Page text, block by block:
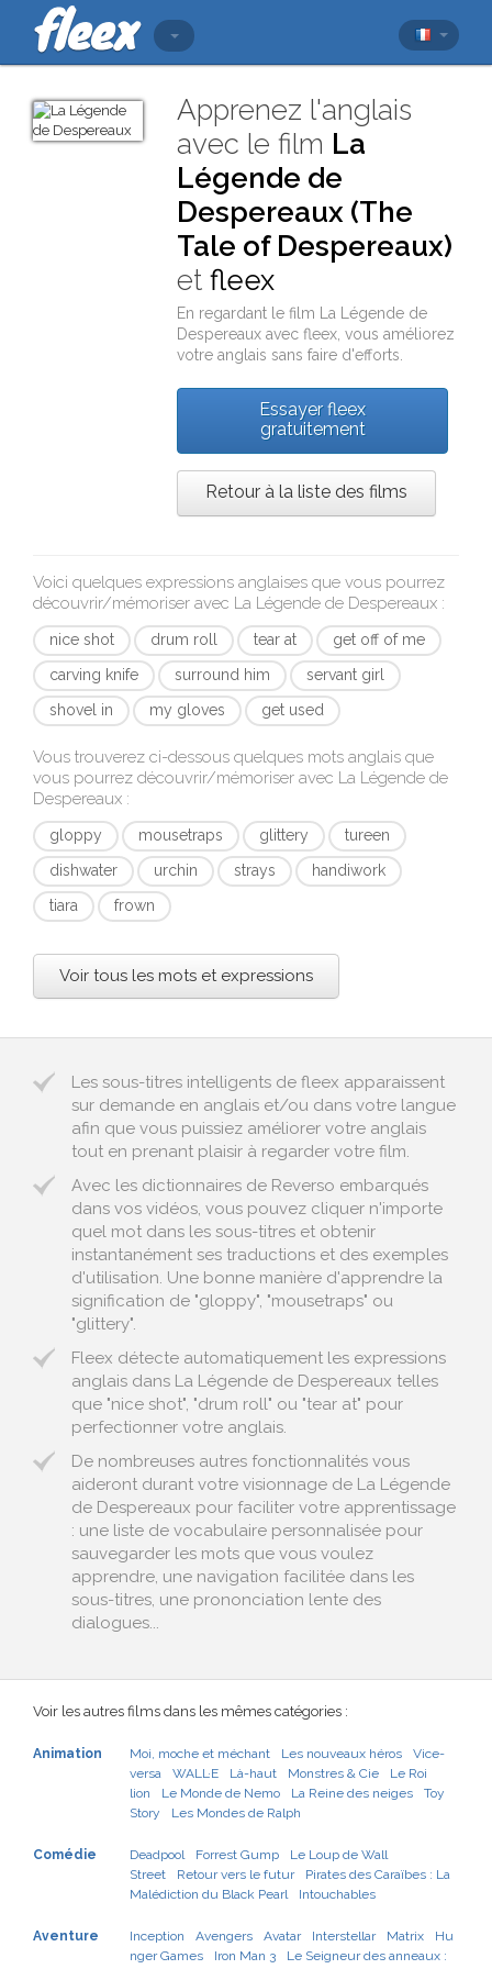
Apprenez l'anglais
avec le film La
Légende de
Despereaux (The
Tale of Despereaux)
etfleex
En regardant le film
La Légende de
Despereaux avecfleex , vous améliorez
votre anglais sans faire d'efforts.
Essayer fleex
gratuitement
Retour à la liste des films
Voici quelques expressions anglaises que vous pourrez
découvrir/mémoriser avec La Légende de Despereaux :
nice shot drum roll tear at
get off of me
carving knife
surround him
servant girl
shovel in
my gloves get used
Vous trouverez ci-dessous quelques mots anglais que
vous pourrez découvrir/mémoriser avec La Légende de
Despereaux :
gloppy mousetraps glittery
tureen
dishwater
urchin strays
handiwork
tiara
frown
Voir tous les mots et expressions
Les sous-titres intelligents de fleex apparaissent
sur demande en anglais et/ou dans votre langue
afin que vous puissiez améliorer votre anglais
tout en prenant plaisir à regarder votre film.
Avec les dictionnaires de Reverso embarqués
dans vos vidéos, vous pouvez cliquer n'importe
quel mot dans les sous-titres et obtenir
instantanément ses traductions et des exemples
d'utilisation. Une bonne manière d'apprendre la
signification de "gloppy", "mousetraps" ou
"glittery".
Fleex détecte automatiquement les expressions
anglais dans La Légende de Despereaux telles
que "nice shot", "drum roll" ou "tear at" pour
perfectionner votre anglais.
De nombreuses autres fonctionnalités vous
aideront durant votre visionnage de La Légende
de Despereaux pour faciliter votre apprentissage
: une liste de vocabulaire personnalisée pour
sauvegarder les mots que vous voulez
apprendre, une navigation facilitée dans les
sous-titres, une prononciation lente des
dialogues...
Voir les autres films dans les mêmes catégories :
Animation Moi, moche et méchant Les nouveaux héros
Vice-
versa
WALL·E Là-haut Monstres & Cie
Le Roi
lion
Le Monde de Nemo La Reine des neiges
Toy
Story
Les Mondes de Ralph
Comédie Deadpool Forrest Gump
Le Loup de Wall
Street
Retour vers le futur
Pirates des Caraïbes : La
Malédiction du Black Pearl
Intouchables
Aventure Inception Avengers Avatar Interstellar Matrix
Hu
nger Games
Iron Man 3
Le Seigneur des anneaux :